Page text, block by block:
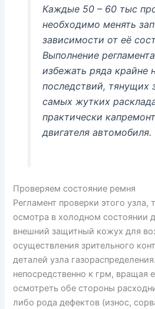
Каждые 50 – 60 тыс
необходимо менять
зависимости от её
Выполнение
избежать ряда крайне
последствий, тянущих
самых жутких
практически
двигателя автомобиля.
Проверяем состояние ремня
Регламент проверки этого узла,
осмотра в холодном состоянии
внешний защитный кожух для
осуществления зрительного
деталей узла
непосредственно к грм, вращая
осмотреть обе стороны
либо рода дефектов (износ,